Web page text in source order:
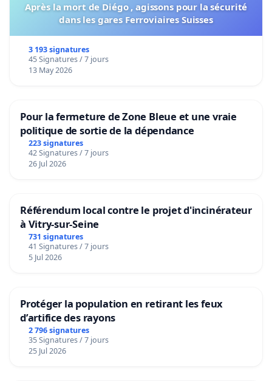
Après la mort de Diégo , agissons pour la sécurité
dans les gares Ferroviaires Suisses
3 193 signatures
45 Signatures / 7 jours
13 May 2026
Pour la fermeture de Zone Bleue et une vraie
politique de sortie de la dépendance
223 signatures
42 Signatures / 7 jours
26 Jul 2026
Référendum local contre le projet d'incinérateur
à Vitry-sur-Seine
731 signatures
41 Signatures / 7 jours
5 Jul 2026
Protéger la population en retirant les feux
d’artifice des rayons
2 796 signatures
35 Signatures / 7 jours
25 Jul 2026